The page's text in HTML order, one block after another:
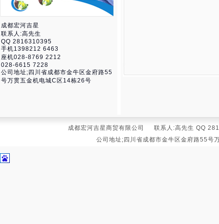
成都宏河吉星
联系人:高先生
QQ 2816310395
手机1398212 6463
座机028-8769 2212
028-6615 7228
公司地址;四川省成都市金牛区金府路55
号万贯五金机电城C区14栋26号
成都宏河吉星商贸有限公司 联系人:高先生 QQ
公司地址;四川省成都市金牛区金府路55号